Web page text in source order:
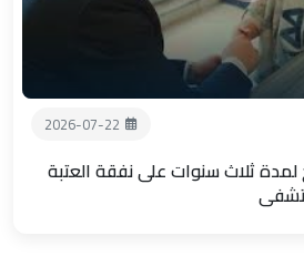
2026-07-22
ثلاث سنوات على نفقة العتبة